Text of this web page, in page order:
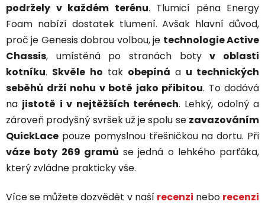
podržely v každém terénu. Tlumicí pěna Energy
Foam nabízí dostatek tlumení. Avšak hlavní důvod,
proč je Genesis dobrou volbou, je technologie Active
Chassis, umístěná po stranách botyv oblasti
kotníku. Skvěle ho tak obepíná a u technických
seběhů drží nohu v botě jako přibitou. To dodává
na jistotě i v nejtěžších terénech. Lehký, odolný a
zároveň prodyšný svršek už je spolu se zavazováním
QuickLace pouze pomyslnou třešničkou na dortu. Při
váze boty 269 gramů se jedná o lehkého parťáka,
který zvládne prakticky vše.
Více se můžete dozvědět v naší recenzi nebo recenzi